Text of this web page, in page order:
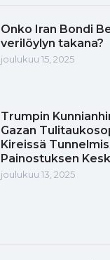
Onko Iran Bondi
verilöylyn takana?
joulukuu 15, 2025
Trumpin
Gazan
Kireissä
Painostuksen
joulukuu 13, 2025